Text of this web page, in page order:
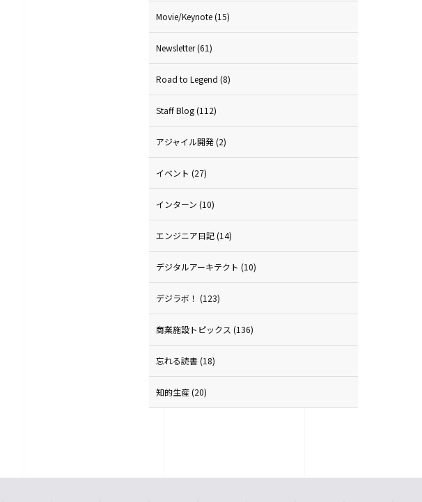
Movie/Keynote(15)
Newsletter(61)
Road to Legend (8)
Staff Blog(112)
アジャイル開発(2)
イベント (27)
インターン (10)
エンジニア日記(14)
デジタルアーキテクト (10)
デジラボ！ (123)
商業施設トピックス (136)
忘れる読書(18)
知的生産(20)